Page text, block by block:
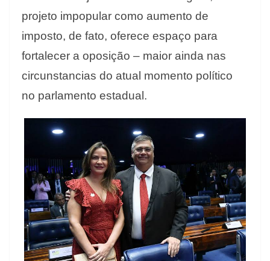
projeto impopular como aumento de
imposto, de fato, oferece espaço para
fortalecer a oposição – maior ainda nas
circunstancias do atual momento político
no parlamento estadual.